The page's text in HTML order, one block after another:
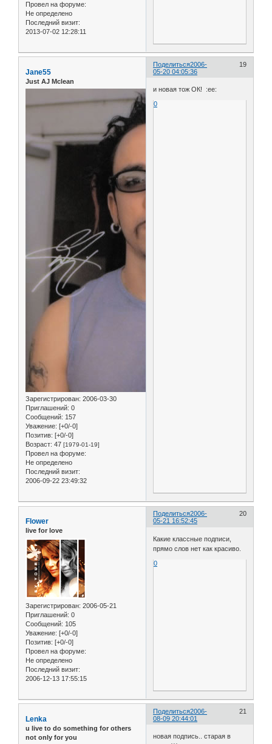
Провел на форуме:
Не определено
Последний визит:
2013-07-02 12:28:11
Поделиться 19
2006-
05-20 04:05:36
Jane55
Just AJ Mclean
Зарегистрирован: 2006-03-30
Приглашений: 0
Сообщений: 157
Уважение: [+0/-0]
Позитив: [+0/-0]
Возраст: 47 [1979-01-19]
Провел на форуме:
Не определено
Последний визит:
2006-09-22 23:49:32
и новая тож ОК! :ee:
0
Поделиться 20
2006-
05-21 16:52:45
Flower
live for love
Зарегистрирован: 2006-05-21
Приглашений: 0
Сообщений: 105
Уважение: [+0/-0]
Позитив: [+0/-0]
Провел на форуме:
Не определено
Последний визит:
2006-12-13 17:55:15
Какие классные подписи,
прямо слов нет как красиво.
0
Поделиться 21
2006-
08-09 20:44:01
Lenka
u live to do something for others
not only for you
новая подпись.. старая в